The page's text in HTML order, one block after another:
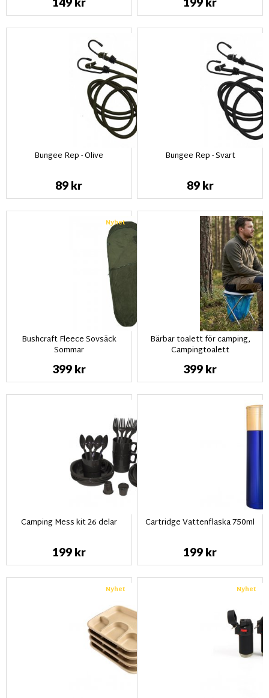
Bungee Rep - Olive
89 kr
Bungee Rep - Svart
89 kr
Nyhet
Bushcraft Fleece Sovsäck
Sommar
399 kr
Bärbar toalett för camping,
Campingtoalett
399 kr
Camping Mess kit 26 delar
199 kr
Cartridge Vattenflaska 750ml
199 kr
Nyhet Nyhet